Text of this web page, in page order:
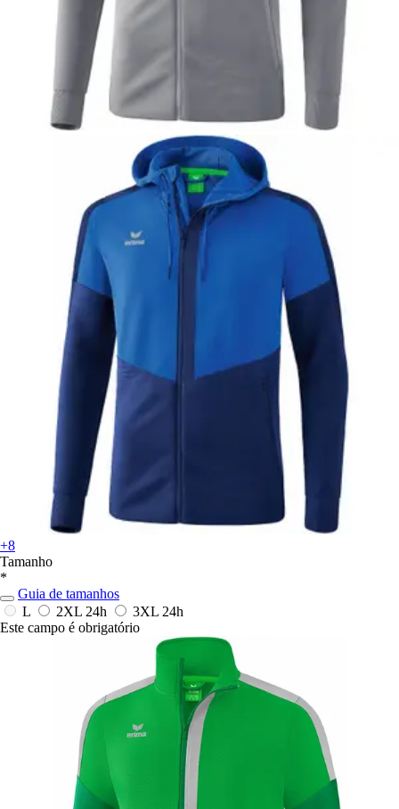
+8
Tamanho
*
Guia de tamanhos
L
2XL 24h 3XL 24h
Este campo é obrigatório